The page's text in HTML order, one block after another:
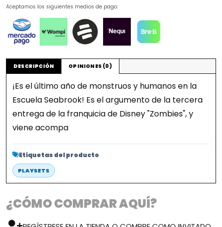
Aceptamos los siguientes medios de pago:
DESCRIPCIÓN OPINIONES (0)
¡Es el último año de monstruos y humanos en la
Escuela Seabrook! Es el argumento de la tercera
entrega de la franquicia de Disney "Zombies", y
viene acompa
Etiquetas del producto
PLAYSETS
¿CÓMO COMPRAR AQUÍ?